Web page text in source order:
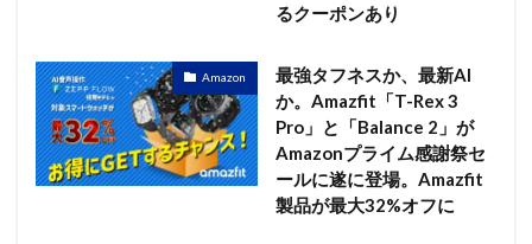
るクーポンあり
Amazon
最強タフネスか、最新AI
か。Amazfit「T-Rex 3
Pro」と「Balance 2」が
Amazonプライム感謝祭セ
ールに遂に登場。Amazfit
製品が最大32%オフに